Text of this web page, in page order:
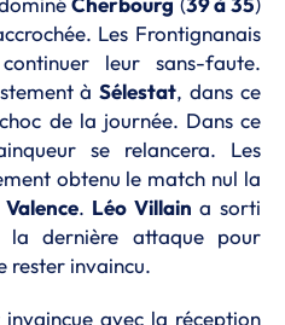
Les Frontignanais
leur sans-faute.
àSélestat, dans ce
de la journée. Dans ce
se relancera. Les
obtenu le match nul la
Valence. Léo Villain a sorti
la dernière attaque pour
rester invaincu.
avec la réception